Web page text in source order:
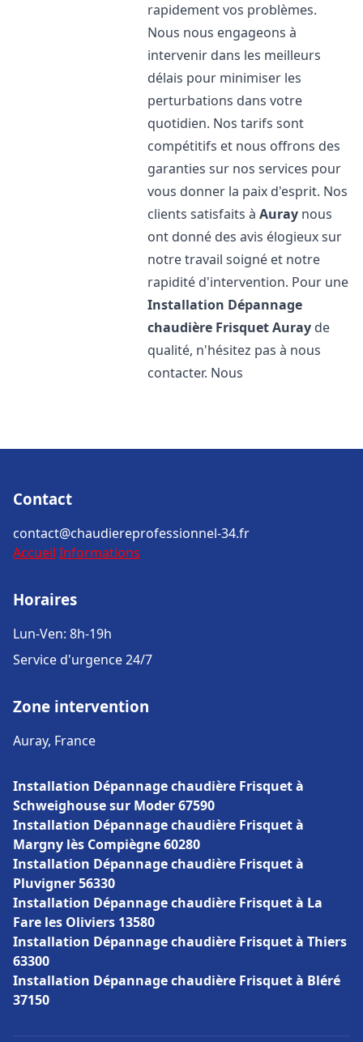
rapidement vos problèmes.
Nous nous engageons à
intervenir dans les meilleurs
délais pour minimiser les
perturbations dans votre
quotidien. Nos tarifs sont
compétitifs et nous offrons des
garanties sur nos services pour
vous donner la paix d'esprit. Nos
clients satisfaits àAuray nous
ont donné des avis élogieux sur
notre travail soigné et notre
rapidité d'intervention. Pour une
Installation Dépannage
chaudière FrisquetAuray de
qualité, n'hésitez pas à nous
contacter. Nous
Contact
contact@chaudiereprofessionnel-34.fr
Accueil Informations
Horaires
Lun-Ven: 8h-19h
Service d'urgence 24/7
Zone intervention
Auray, France
Installation Dépannage chaudière Frisquet à
Schweighouse sur Moder 67590
Installation Dépannage chaudière Frisquet à
Margny lès Compiègne 60280
Installation Dépannage chaudière Frisquet à
Pluvigner 56330
Installation Dépannage chaudière Frisquet à La
Fare les Oliviers 13580
Installation Dépannage chaudière Frisquet à Thiers
63300
Installation Dépannage chaudière Frisquet à Bléré
37150